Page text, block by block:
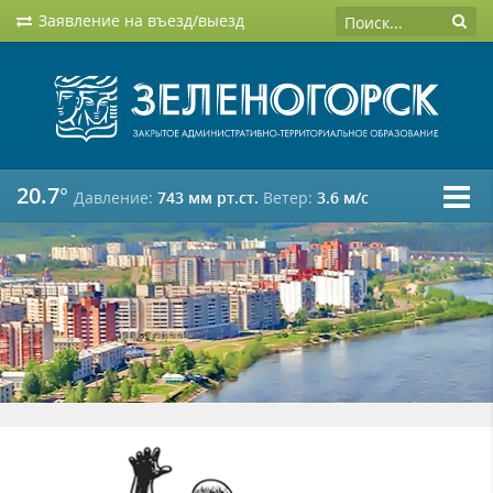
Заявление на въезд/выезд
20.7° Давление: 743 мм рт.ст. Ветер: 3.6 м/c